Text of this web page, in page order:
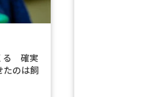
る 確実
たのは飼